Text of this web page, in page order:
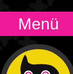
Menü